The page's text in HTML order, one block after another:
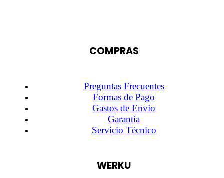
COMPRAS
Preguntas Frecuentes
Formas de Pago
Gastos de Envío
Garantía
Servicio Técnico
WERKU